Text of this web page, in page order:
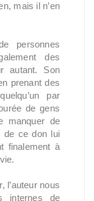
mais il n’en
personnes
des
autant. Son
prenant des
par
de gens
manquer de
de ce don lui
finalement à
l’auteur nous
internes de